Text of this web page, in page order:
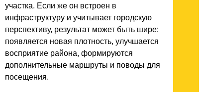
участка. Если же он встроен в
инфраструктуру и учитывает городскую
перспективу, результат может быть шире:
появляется новая плотность, улучшается
восприятие района, формируются
дополнительные маршруты и поводы для
посещения.